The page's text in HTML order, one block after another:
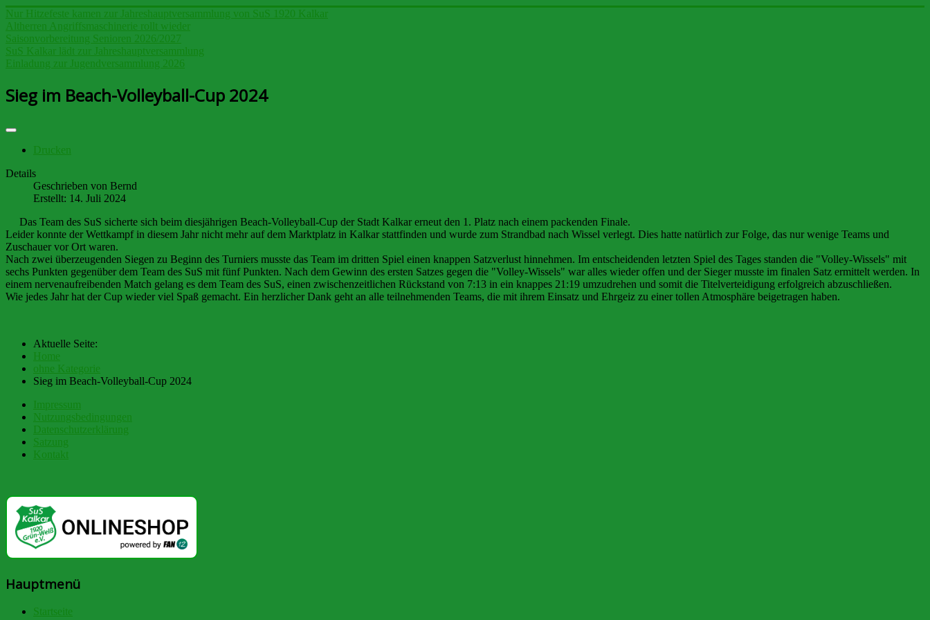
Nur Hitzefeste kamen zur Jahreshauptversammlung von SuS 1920 Kalkar
Altherren Angriffsmaschinerie rollt wieder
Saisonvorbereitung Senioren 2026/2027
SuS Kalkar lädt zur Jahreshauptversammlung
Einladung zur Jugendversammlung 2026
Sieg im Beach-Volleyball-Cup 2024
Drucken
Details
Geschrieben von Bernd
Erstellt: 14. Juli 2024
Das Team des SuS sicherte sich beim diesjährigen Beach-Volleyball-Cup der Stadt Kalkar erneut den 1. Platz nach einem packenden Finale.
Leider konnte der Wettkampf in diesem Jahr nicht mehr auf dem Marktplatz in Kalkar stattfinden und wurde zum Strandbad nach Wissel verlegt. Dies hatte natürlich zur Folge, das nur wenige Teams und
Zuschauer vor Ort waren.
Nach zwei überzeugenden Siegen zu Beginn des Turniers musste das Team im dritten Spiel einen knappen Satzverlust hinnehmen. Im entscheidenden letzten Spiel des Tages standen die "Volley-Wissels" mit
sechs Punkten gegenüber dem Team des SuS mit fünf Punkten. Nach dem Gewinn des ersten Satzes gegen die "Volley-Wissels" war alles wieder offen und der Sieger musste im finalen Satz ermittelt werden. In
einem nervenaufreibenden Match gelang es dem Team des SuS, einen zwischenzeitlichen Rückstand von 7:13 in ein knappes 21:19 umzudrehen und somit die Titelverteidigung erfolgreich abzuschließen.
Wie jedes Jahr hat der Cup wieder viel Spaß gemacht. Ein herzlicher Dank geht an alle teilnehmenden Teams, die mit ihrem Einsatz und Ehrgeiz zu einer tollen Atmosphäre beigetragen haben.
Aktuelle Seite:
Home
ohne Kategorie
Sieg im Beach-Volleyball-Cup 2024
Impressum
Nutzungsbedingungen
Datenschutzerklärung
Satzung
Kontakt
Hauptmenü
Startseite